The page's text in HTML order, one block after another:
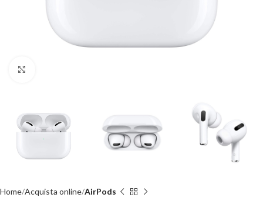
Home Acquista online AirPods